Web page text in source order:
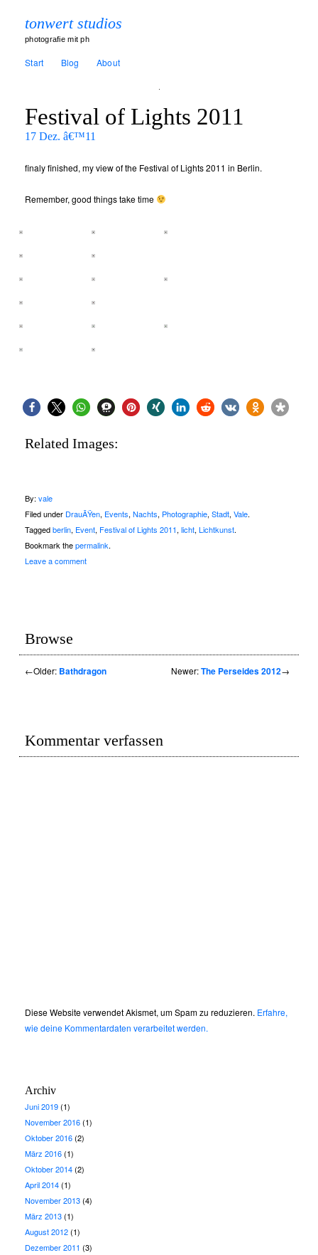
tonwert studios
photografie mit ph
Start Blog About
Festival of Lights 2011
17 Dez. â€™11
finaly finished, my view of the Festival of Lights 2011 in Berlin.
Remember, good things take time
Related Images:
By: vale
Filed under DrauÃŸen, Events, Nachts, Photographie, Stadt, Vale.
Taggedberlin, Event, Festival of Lights 2011, licht, Lichtkunst.
Bookmark thepermalink.
Leave a comment
Browse
←Older: Bathdragon Newer:The Perseides 2012→
Kommentar verfassen
Diese Website verwendet Akismet, um Spam zu reduzieren. Erfahre,
wie deine Kommentardaten verarbeitet werden.
Archiv
Juni 2019(1)
November 2016(1)
Oktober 2016(2)
März 2016(1)
Oktober 2014(2)
April 2014(1)
November 2013(4)
März 2013(1)
August 2012(1)
Dezember 2011 (3)